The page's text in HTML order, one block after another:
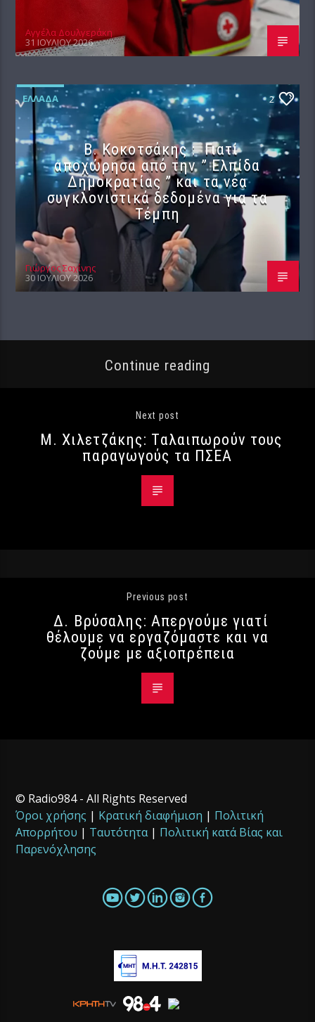
Αγγέλα Δουλγεράκη
31 ΙΟΥΛΊΟΥ 2026
ΕΛΛΆΔΑ 2
Β. Κοκοτσάκης : Γιατί
αποχώρησα από την ” Ελπίδα
Δημοκρατίας ” και τα νέα
συγκλονιστικά δεδομένα για τα
Τέμπη
Γιώργος Σαχίνης
30 ΙΟΥΛΊΟΥ 2026
Continue reading
Next post
Μ. Χιλετζάκης: Ταλαιπωρούν τους
παραγωγούς τα ΠΣΕΑ
Previous post
Δ. Βρύσαλης: Απεργούμε γιατί
θέλουμε να εργαζόμαστε και να
ζούμε με αξιοπρέπεια
© Radio984 - All Rights Reserved
Όροι χρήσης | Κρατική διαφήμιση | Πολιτική
Απορρήτου | Ταυτότητα| Πολιτική κατά Βίας και
Παρενόχλησης